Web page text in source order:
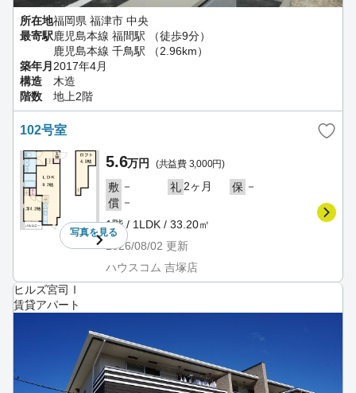
所在地福岡県 福津市 中央
最寄駅鹿児島本線 福間駅 （徒歩9分）
鹿児島本線 千鳥駅 （2.96km）
築年月 2017年4月
構造
木造
階数
地上2階
102号室
写真を見る
5.6万円 (共益費 3,000円)
敷 － 礼 2ヶ月 保 －
償 －
1階 / 1LDK / 33.20㎡
2026/08/02 更新
ハウスコム 吉塚店
ヒルズ宮司Ⅰ
賃貸アパート